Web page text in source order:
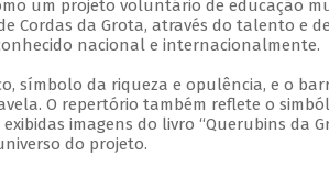
um projeto voluntário de educação
Cordas da Grota, através do talento e
nacional e internacionalmente.
símbolo da riqueza e opulência, e o
O repertório também reflete o
imagens do livro “Querubins da
do projeto.